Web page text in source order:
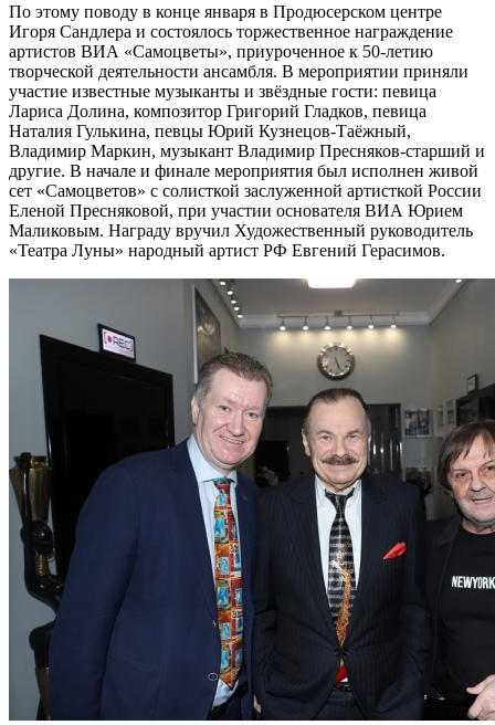
По этому поводу в конце января в Продюсерском центре
Игоря Сандлера и состоялось торжественное награждение
артистов ВИА «Самоцветы», приуроченное к 50-летию
творческой деятельности ансамбля. В мероприятии приняли
участие известные музыканты и звёздные гости: певица
Лариса Долина, композитор Григорий Гладков, певица
Наталия Гулькина, певцы Юрий Кузнецов-Таёжный,
Владимир Маркин, музыкант Владимир Пресняков-старший и
другие. В начале и финале мероприятия был исполнен живой
сет «Самоцветов» с солисткой заслуженной артисткой России
Еленой Пресняковой, при участии основателя ВИА Юрием
Маликовым. Награду вручил Художественный руководитель
«Театра Луны» народный артист РФ Евгений Герасимов.